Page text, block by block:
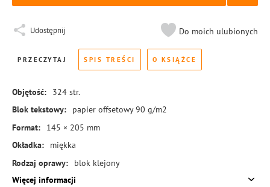
Udostępnij Do moich ulubionych
PRZECZYTAJ SPIS TREŚCI O KSIĄŻCE
Objętość: 324 str.
Blok tekstowy:
papier offsetowy 90 g/m2
Format:
145 × 205 mm
Okładka:
miękka
Rodzaj oprawy:
blok klejony
ISBN:
978-83-8189-450-0
Więcej informacji